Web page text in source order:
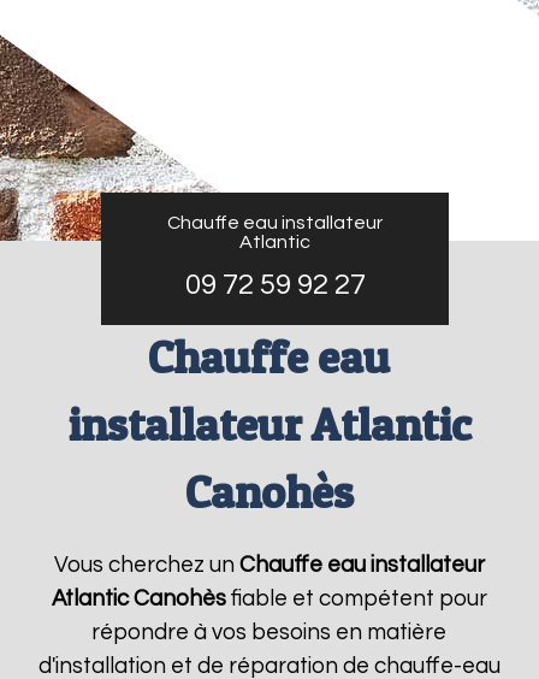
Chauffe eau installateur
Atlantic
09 72 59 92 27
Chauffe eau
installateur Atlantic
Canohès
Vous cherchez un Chauffe eau installateur
Atlantic Canohèsfiable et compétent pour
répondre à vos besoins en matière
d'installation et de réparation de chauffe-eau